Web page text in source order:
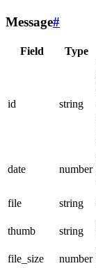
Message#
Field Type
id string
date number
file string
thumb
string
file_size
number